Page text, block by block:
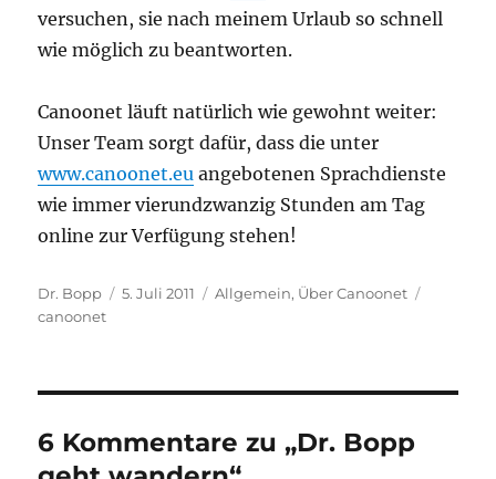
versuchen, sie nach meinem Urlaub so schnell
wie möglich zu beantworten.
Canoonet läuft natürlich wie gewohnt weiter:
Unser Team sorgt dafür, dass die unter
www.canoonet.eu angebotenen Sprachdienste
wie immer vierundzwanzig Stunden am Tag
online zur Verfügung stehen!
Autor
Dr. Bopp
Veröffentlicht
5. Juli 2011 Kategorien
Allgemein, Über Canoonet
canoonet
6 Kommentare zu „Dr. Bopp